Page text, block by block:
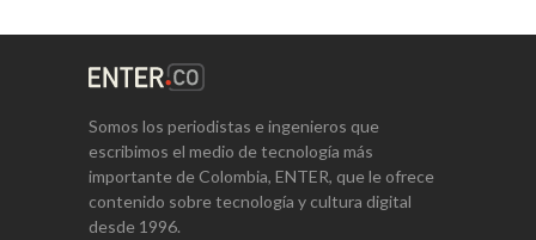
Somos los periodistas e ingenieros que
escribimos el medio de tecnología más
importante de Colombia, ENTER, que le ofrece
contenido sobre tecnología y cultura digital
desde 1996.